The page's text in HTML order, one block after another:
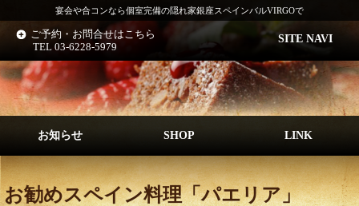
宴会や合コンなら個室完備の隠れ家銀座スペインバルVIRGOで
ご予約・お問合せはこちら
TEL 03-6228-5979
SITE NAVI
お知らせ SHOP LINK
お勧めスペイン料理「パエリア」